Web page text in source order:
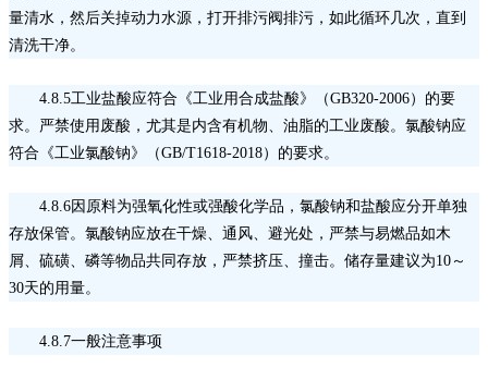
量清水，然后关掉动力水源，打开排污阀排污，如此循环几次，直到
清洗干净。
4.8.5工业盐酸应符合《工业用合成盐酸》（GB320-2006）的要
求。严禁使用废酸，尤其是内含有机物、油脂的工业废酸。氯酸钠应
符合《工业氯酸钠》（GB/T1618-2018）的要求。
4.8.6因原料为强氧化性或强酸化学品，氯酸钠和盐酸应分开单独
存放保管。氯酸钠应放在干燥、通风、避光处，严禁与易燃品如木
屑、硫磺、磷等物品共同存放，严禁挤压、撞击。储存量建议为10～
30天的用量。
4.8.7一般注意事项